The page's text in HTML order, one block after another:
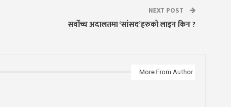
NEXT POST
सर्वोच्च अदालतमा ‘सांसद’हरुको लाइन किन ?
More From Author